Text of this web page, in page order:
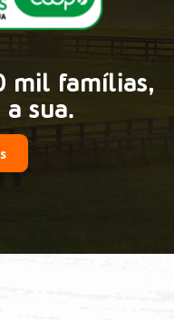
mil famílias,
sua.